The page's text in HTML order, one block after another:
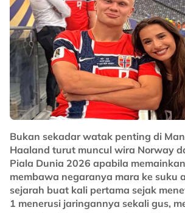
#bola sepak #Piala Dunia 2026 #Erling Haaland
Bukan sekadar watak penting di
Haaland turut muncul wira Norway
Piala Dunia 2026 apabila
membawa negaranya mara ke suku
sejarah buat kali pertama sejak
1 menerusi jaringannya sekali gus,